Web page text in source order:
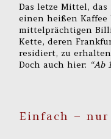
Das letze Mittel,
einen heißen Kaffee
mittelprächtigen
Kette, deren
residiert, zu
Doch auch hier: “Ab
Einfach –